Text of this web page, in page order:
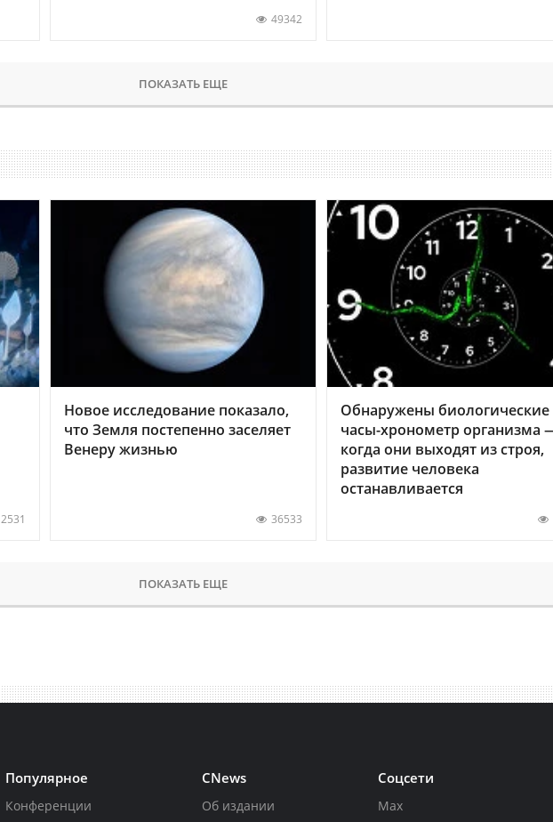
49342
ПОКАЗАТЬ ЕЩЕ
2531
Новое исследование показало,
что Земля постепенно заселяет
Венеру жизнью
36533
Обнаружены биологические
часы-хронометр организма
когда они выходят из строя,
развитие человека
останавливается
ПОКАЗАТЬ ЕЩЕ
Популярное
Конференции
CNews
Об издании
Соцсети
Max